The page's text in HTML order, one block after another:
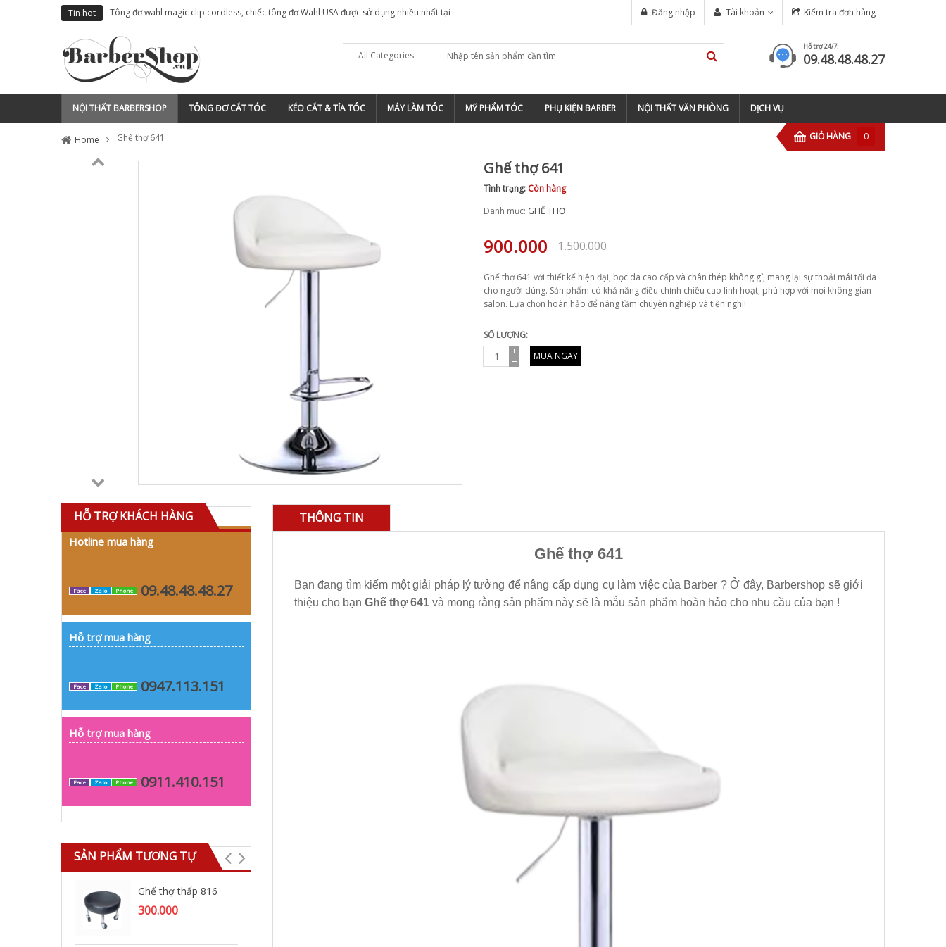
Tin hot Tông đơ wahl magic clip cordless, chiếc tông đơ Wahl USA được sử dụng nhiều nhất tại
việt nam
Kiểm tra đơn hàng
Tài khoản
Đăng nhập
All Categories
Hỗ trợ 24/7:
09.48.48.48.27
NỘI THẤT BARBERSHOP TÔNG ĐƠ CẮT TÓC KÉO CẮT & TỈA TÓC MÁY LÀM TÓC MỸ PHẨM TÓC PHỤ KIỆN BARBER NỘI THẤT VĂN PHÒNG DỊCH VỤ
GIỎ HÀNG 0
Home Ghế thợ 641
Ghế thợ 641
Tình trạng: Còn hàng
Danh mục: GHẾ THỢ
1.500.000
900.000
Ghế thợ 641 với thiết kế hiện đại, bọc da cao cấp và chân thép không gỉ, mang lại sự thoải mái tối đa
cho người dùng. Sản phẩm có khả năng điều chỉnh chiều cao linh hoạt, phù hợp với mọi không gian
salon. Lựa chọn hoàn hảo để nâng tầm chuyên nghiệp và tiện nghi!
SỐ LƯỢNG:
MUA NGAY
HỖ TRỢ KHÁCH HÀNG
Hotline mua hàng
Face Zalo Phone 09.48.48.48.27
Hỗ trợ mua hàng
Face Zalo Phone 0947.113.151
Hỗ trợ mua hàng
Face Zalo Phone 0911.410.151
SẢN PHẨM TƯƠNG TỰ
Ghế thợ thấp 816
300.000
THÔNG TIN
Ghế thợ 641
Bạn đang tìm kiếm một giải pháp lý tưởng để nâng cấp dụng cụ làm việc của Barber ? Ở đây, Barbershop sẽ giới
thiệu cho bạn Ghế thợ 641 và mong rằng sản phẩm này sẽ là mẫu sản phẩm hoàn hảo cho nhu cầu của bạn !